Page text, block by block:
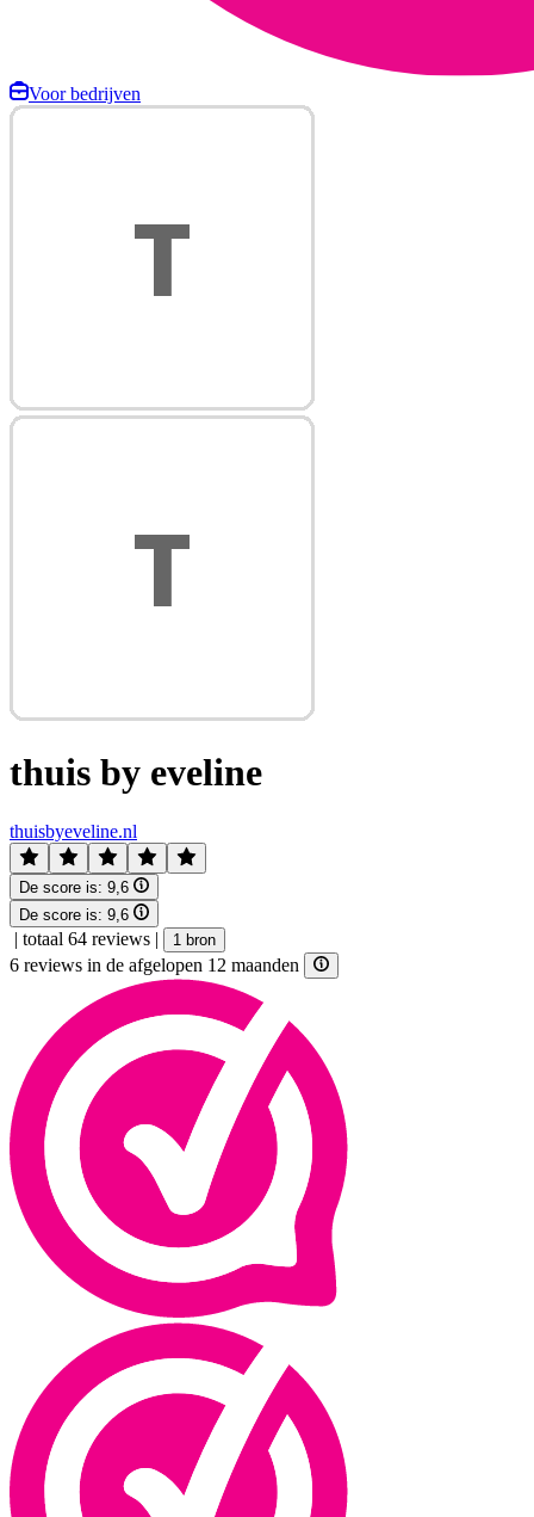
Voor bedrijven
thuis by eveline
thuisbyeveline.nl
De score is: 9,6
De score is: 9,6
| totaal 64 reviews | 1 bron
6 reviews in de afgelopen 12 maanden